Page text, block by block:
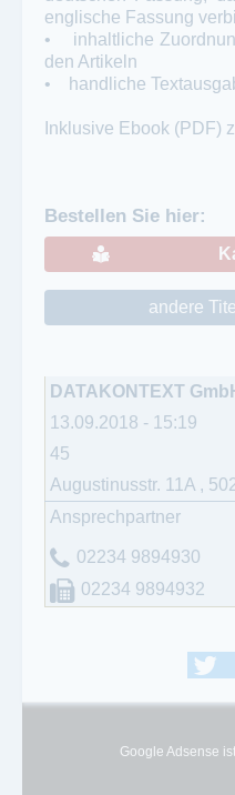
englische Fassung
• inhaltliche
den Artikeln
• handliche
Inklusive Ebook (PDF)
Bestellen Sie hier:
andere
DATAKONTEXT
13.09.2018 - 15:19
45
Augustinusstr. 11A ,
Ansprechpartner
02234 9894930
02234 9894932
Google Adsense